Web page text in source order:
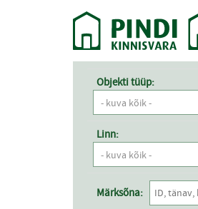
Objekti tüüp:
- kuva kõik -
Linn:
- kuva kõik -
Märksõna: